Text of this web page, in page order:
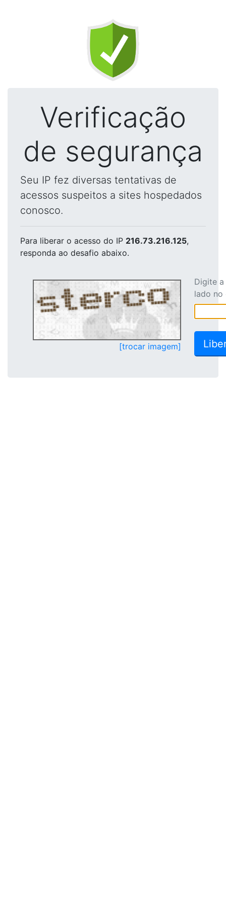
Verificação
de segurança
Seu IP fez diversas tentativas de
acessos suspeitos a sites hospedados
conosco.
Para liberar o acesso do IP 216.73.216.125,
responda ao desafio abaixo.
[trocar imagem]
Digite
lado no